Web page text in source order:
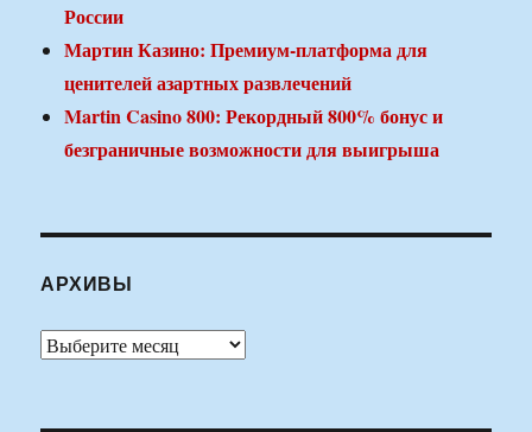
России
Мартин Казино: Премиум-платформа для
ценителей азартных развлечений
Martin Casino 800: Рекордный 800% бонус и
безграничные возможности для выигрыша
АРХИВЫ
Архивы